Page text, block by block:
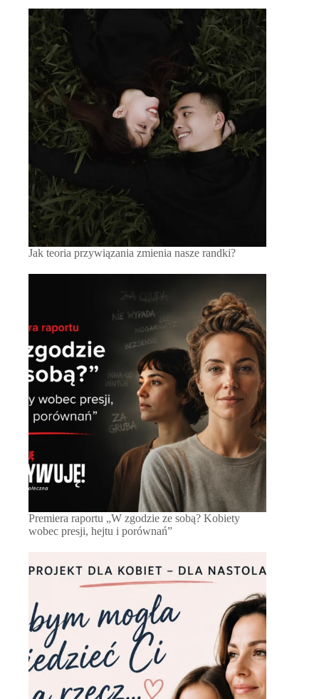
Jak teoria przywiązania zmienia nasze randki?
Premiera raportu „W zgodzie ze sobą? Kobiety
wobec presji, hejtu i porównań”